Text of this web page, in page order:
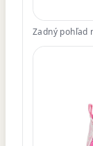
Zadný pohľad